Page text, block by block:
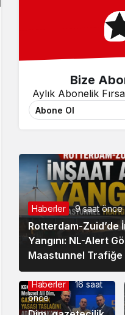
Bize
Aylık Abonelik
Abone Ol
Haberler 9 saat önce
Rotterdam-Zuid’de
Yangını: NL-Alert
Maastunnel Trafiğe
Haberler
16 saat
önce